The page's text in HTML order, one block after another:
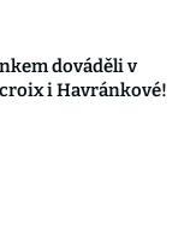
dováděli v
i Havránkové!